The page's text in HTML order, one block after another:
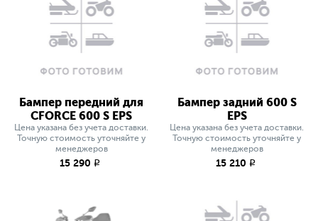
Бампер передний для
СFORCE 600 S EPS
Цена указана без учета доставки.
Точную стоимость уточняйте у
менеджеров
15 290 q
Бампер задний 600 S
EPS
Цена указана без учета доставки.
Точную стоимость уточняйте у
менеджеров
15 210 q